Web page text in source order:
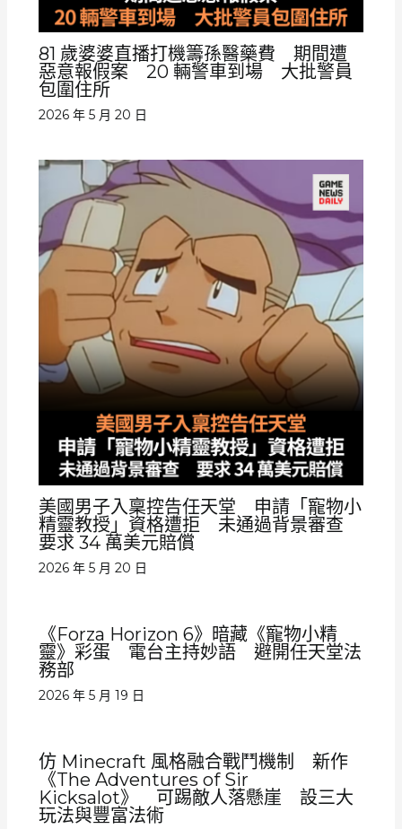
81 歲婆婆直播打機籌孫醫藥費 期間遭
惡意報假案 20 輛警車到場 大批警員
包圍住所
2026 年 5 月 20 日
美國男子入稟控告任天堂 申請「寵物小
精靈教授」資格遭拒 未通過背景審查
要求 34 萬美元賠償
2026 年 5 月 20 日
《Forza Horizon 6》暗藏《寵物小精
靈》彩蛋 電台主持妙語 避開任天堂法
務部
2026 年 5 月 19 日
仿 Minecraft 風格融合戰鬥機制 新作
《The Adventures of Sir
Kicksalot》 可踢敵人落懸崖 設三大
玩法與豐富法術